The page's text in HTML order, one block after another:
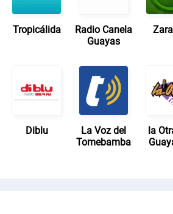
Tropicálida
Radio Canela
Guayas
Diblu
La Voz del
Tomebamba
la